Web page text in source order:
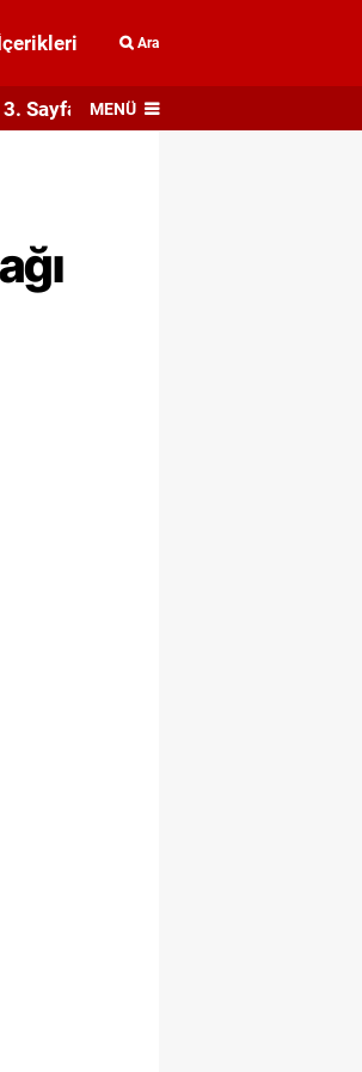
Ara
3. Sayfa MENÜ